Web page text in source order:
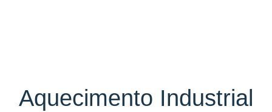
Aquecimento Industrial